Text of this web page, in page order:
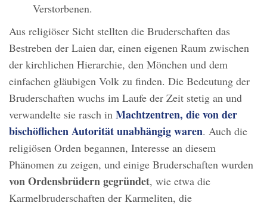
Verstorbenen.
Aus religiöser Sicht stellten die Bruderschaften das
Bestreben der Laien dar, einen eigenen Raum zwischen
der kirchlichen Hierarchie, den Mönchen und dem
einfachen gläubigen Volk zu finden. Die Bedeutung der
Bruderschaften wuchs im Laufe der Zeit stetig an und
verwandelte sie rasch in Machtzentren, die von der
bischöflichen Autorität unabhängig waren. Auch die
religiösen Orden begannen, Interesse an diesem
Phänomen zu zeigen, und einige Bruderschaften wurden
von Ordensbrüdern gegründet, wie etwa die
Karmelbruderschaften der Karmeliten, die